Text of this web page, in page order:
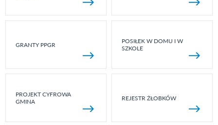
GRANTY PPGR
POSIŁEK W DOMU I W
SZKOLE
PROJEKT CYFROWA
GMINA
REJESTR ŻŁOBKÓW